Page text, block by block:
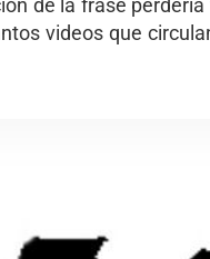
de la frase perdería
videos que